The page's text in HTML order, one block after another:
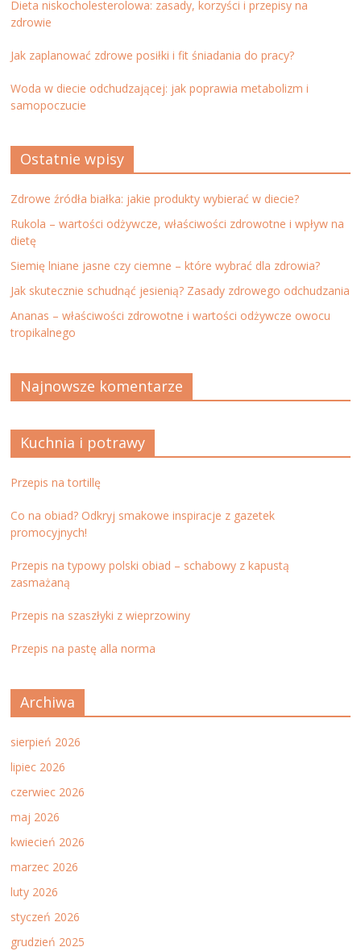
Dieta niskocholesterolowa: zasady, korzyści i przepisy na
zdrowie
Jak zaplanować zdrowe posiłki i fit śniadania do pracy?
Woda w diecie odchudzającej: jak poprawia metabolizm i
samopoczucie
Ostatnie wpisy
Zdrowe źródła białka: jakie produkty wybierać w diecie?
Rukola – wartości odżywcze, właściwości zdrowotne i wpływ na
dietę
Siemię lniane jasne czy ciemne – które wybrać dla zdrowia?
Jak skutecznie schudnąć jesienią? Zasady zdrowego odchudzania
Ananas – właściwości zdrowotne i wartości odżywcze owocu
tropikalnego
Najnowsze komentarze
Kuchnia i potrawy
Przepis na tortillę
Co na obiad? Odkryj smakowe inspiracje z gazetek
promocyjnych!
Przepis na typowy polski obiad – schabowy z kapustą
zasmażaną
Przepis na szaszłyki z wieprzowiny
Przepis na pastę alla norma
Archiwa
sierpień 2026
lipiec 2026
czerwiec 2026
maj 2026
kwiecień 2026
marzec 2026
luty 2026
styczeń 2026
grudzień 2025